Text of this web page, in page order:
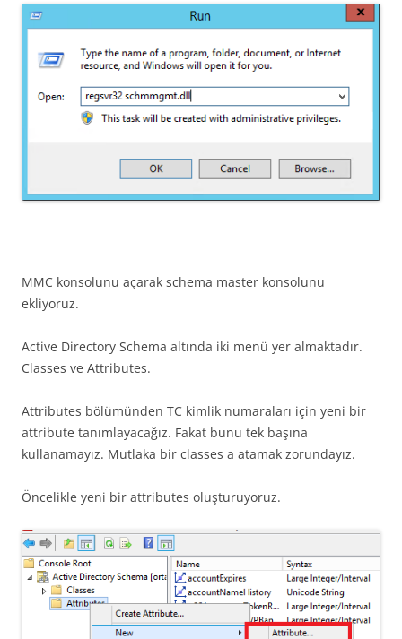
MMC konsolunu açarak schema master konsolunu
ekliyoruz.
Active Directory Schema altında iki menü yer almaktadır.
Classes ve Attributes.
Attributes bölümünden TC kimlik numaraları için yeni bir
attribute tanımlayacağız. Fakat bunu tek başına
kullanamayız. Mutlaka bir classes a atamak zorundayız.
Öncelikle yeni bir attributes oluşturuyoruz.